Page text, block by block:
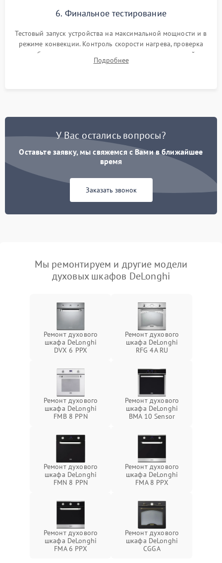
6. Финальное тестирование
Тестовый запуск устройства на максимальной мощности и в
режиме конвекции. Контроль скорости нагрева, проверка
срабатывания термостата при достижении заданной
температуры и тест на отсутствие утечек тока.
Подробнее
У Вас остались вопросы?
Оставьте заявку, мы свяжемся с Вами в ближайшее
время
Заказать звонок
Мы ремонтируем и другие модели
духовых шкафов DeLonghi
Ремонт духового
шкафа DeLonghi
DVX 6 PPX
Ремонт духового
шкафа DeLonghi
RFG 4A RU
Ремонт духового
шкафа DeLonghi
FMB 8 PPN
Ремонт духового
шкафа DeLonghi
BMA 10 Sensor
Ремонт духового
шкафа DeLonghi
FMN 8 PPN
Ремонт духового
шкафа DeLonghi
FMA 8 PPX
Ремонт духового
шкафа DeLonghi
FMA 6 PPX
Ремонт духового
шкафа DeLonghi
CGGA